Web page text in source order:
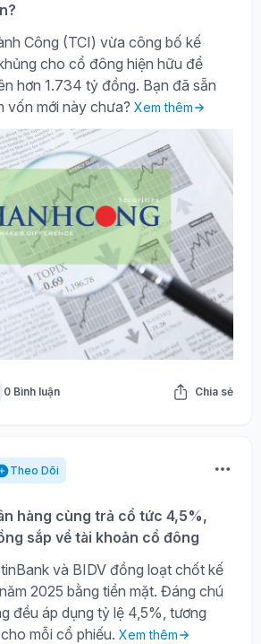
Công (TCI) vừa công bố kế
cho cổ đông hiện hữu để
hơn 1.734 tỷ đồng. Bạn đã sẵn
vốn mới này chưa? Xem thêm
0 Bình luận Chia sẻ
Theo Dõi
hàng cùng trả cổ tức 4,5%,
sắp về tài khoản cổ đông
và BIDV đồng loạt chốt kế
2025 bằng tiền mặt. Đáng chú
đều áp dụng tỷ lệ 4,5%, tương
mỗi cổ phiếu. Xem thêm